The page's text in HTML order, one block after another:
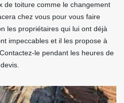
de toiture comme le changement
chez vous pour vous faire
les propriétaires qui lui ont déjà
impeccables et il les propose à
le pendant les heures de